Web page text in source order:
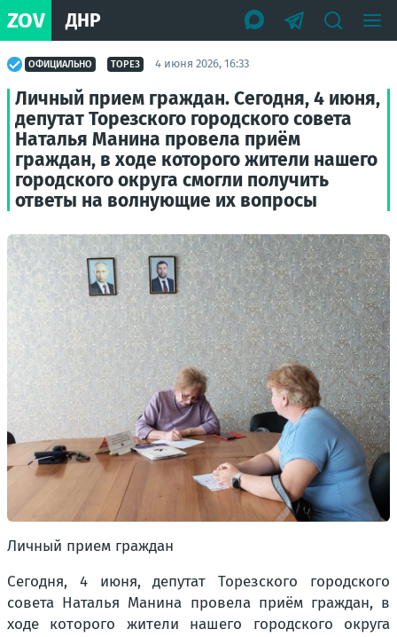
ZOV ДНР
ОФИЦИАЛЬНО ТОРЕЗ 4 июня 2026, 16:33
Личный прием граждан. Сегодня, 4 июня,
депутат Торезского городского совета
Наталья Манина провела приём
граждан, в ходе которого жители нашего
городского округа смогли получить
ответы на волнующие их вопросы
Личный прием граждан
Сегодня, 4 июня, депутат Торезского городского
совета Наталья Манина провела приём граждан, в
ходе которого жители нашего городского округа